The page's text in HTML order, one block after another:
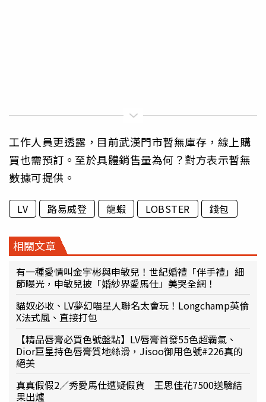
工作人員更透露，目前武漢門市暫無庫存，線上購
買也需預訂。至於具體銷售量為何？對方表示暫無
數據可提供。
LV 路易威登 龍蝦 LOBSTER 錢包
相關文章
有一種愛情叫金宇彬與申敏兒！世紀婚禮「伴手禮」細
節曝光，申敏兒披「婚紗界愛馬仕」美哭全網！
貓奴必收、LV夢幻喵星人聯名太會玩！Longchamp英倫
X法式風、直接打包
【精品唇膏必買色號盤點】LV唇膏首發55色超霸氣、
Dior巨星持色唇膏質地絲滑，Jisoo御用色號#226真的
絕美
真真假假2／秀愛馬仕遭疑假貨 王思佳花7500送驗結
果出爐